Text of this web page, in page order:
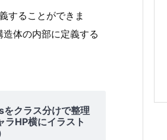
することができま
体の内部に定義する
クラス分けで整理
HP横にイラスト